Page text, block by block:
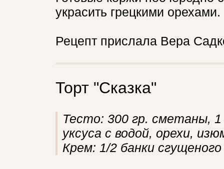
украсить грецкими орехами.
Рецепт прислала Вера
Торт "Сказка"
Тесто: 300 гр. сметаны,
уксуса с водой, орехи,
Крем: 1/2 банки